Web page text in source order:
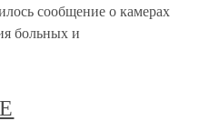
сообщение о камерах
больных и